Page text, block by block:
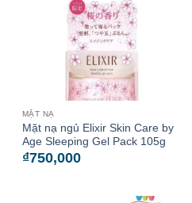
MẶT NẠ
Mặt nạ ngủ Elixir Skin Care by
Age Sleeping Gel Pack 105g
₫750,000